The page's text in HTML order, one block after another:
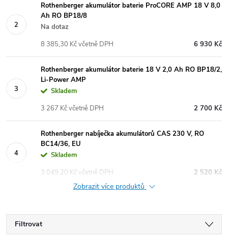
Rothenberger akumulátor baterie ProCORE AMP 18 V 8,0
Ah RO BP18/8
Na dotaz
6 930 Kč
8 385,30 Kč včetně DPH
Rothenberger akumulátor baterie 18 V 2,0 Ah RO BP18/2,
Li-Power AMP
Skladem
2 700 Kč
3 267 Kč včetně DPH
Rothenberger nabíječka akumulátorů CAS 230 V, RO
BC14/36, EU
Skladem
2 520 Kč
3 049,20 Kč včetně DPH
Zobrazit více produktů
Filtrovat